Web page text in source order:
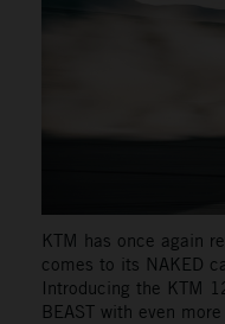
KTM has once again
comes to its NAKED
Introducing the KTM
BEAST with even more